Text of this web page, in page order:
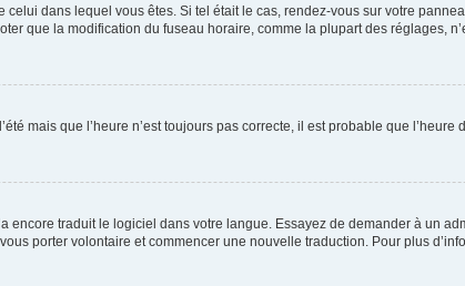
dans lequel vous êtes. Si tel était le cas, rendez-vous sur votre
que la modification du fuseau horaire, comme la plupart des réglages,
mais que l’heure n’est toujours pas correcte, il est probable que
encore traduit le logiciel dans votre langue. Essayez de demander à un
porter volontaire et commencer une nouvelle traduction. Pour plus